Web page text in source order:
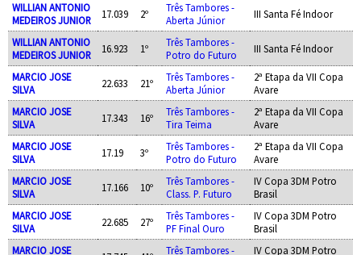
WILLIAN ANTONIO
MEDEIROS JUNIOR
17.039 2º
Três Tambores -
Aberta Júnior
III Santa Fé Indoor
WILLIAN ANTONIO
MEDEIROS JUNIOR
16.923 1º
Três Tambores -
Potro do Futuro
III Santa Fé Indoor
MARCIO JOSE
SILVA
22.633 21º
Três Tambores -
Aberta Júnior
2ª Etapa da VII Copa
Avare
MARCIO JOSE
SILVA
17.343 16º
Três Tambores -
Tira Teima
2ª Etapa da VII Copa
Avare
MARCIO JOSE
SILVA
17.19 3º
Três Tambores -
Potro do Futuro
2ª Etapa da VII Copa
Avare
MARCIO JOSE
SILVA
17.166 10º
Três Tambores -
Class. P. Futuro
IV Copa 3DM Potro
Brasil
MARCIO JOSE
SILVA
22.685 27º
Três Tambores -
PF Final Ouro
IV Copa 3DM Potro
Brasil
MARCIO JOSE
Três Tambores -
IV Copa 3DM Potro